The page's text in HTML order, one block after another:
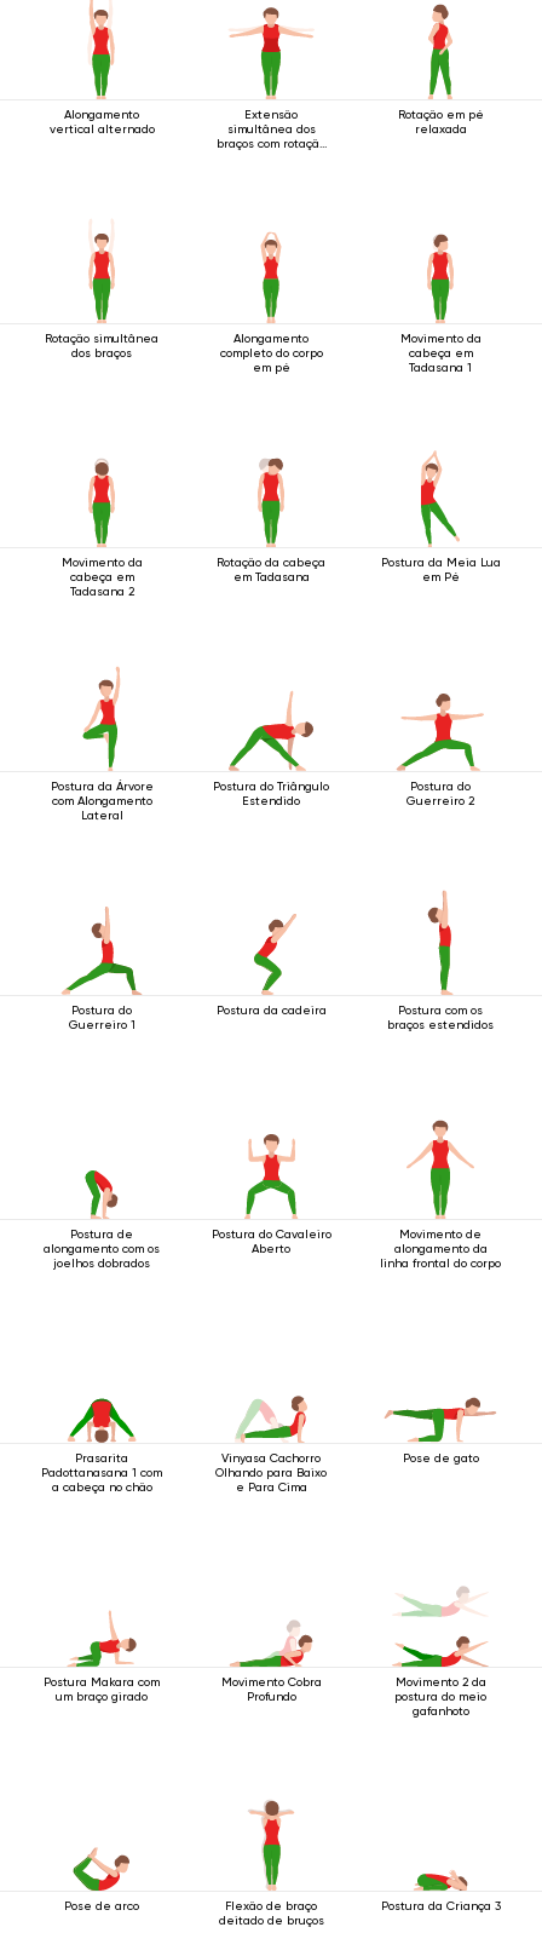
Alongamento
vertical alternado
Extensão
simultânea dos
braços com rotação
Rotação em pé
relaxada
Rotação simultânea
dos braços
Alongamento
completo do corpo
em pé
Movimento da
cabeça em
Tadasana 1
Movimento da
cabeça em
Tadasana 2
Rotação da cabeça
em Tadasana
Postura da Meia Lua
em Pé
Postura da Árvore
com Alongamento
Lateral
Postura do Triângulo
Estendido
Postura do
Guerreiro 2
Postura do
Guerreiro 1
Postura da cadeira
Postura com os
braços estendidos
Postura de
alongamento com os
joelhos dobrados
Postura do Cavaleiro
Aberto
Movimento de
alongamento da
linha frontal do corpo
Prasarita
Padottanasana 1 com
a cabeça no chão
Vinyasa Cachorro
Olhando para Baixo
e Para Cima
Pose de gato
Postura Makara com
um braço girado
Movimento Cobra
Profundo
Movimento 2 da
postura do meio
gafanhoto
Pose de arco
Flexão de braço
deitado de bruços
Postura da Criança 3